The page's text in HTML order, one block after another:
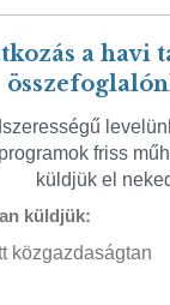
a havi
friss
küldjük el
küldjük:
közgazdaságtan